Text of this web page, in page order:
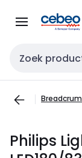
naar
naar
Zoekveld invoer
Philips